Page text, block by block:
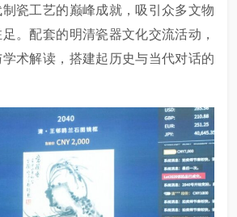
瓷工艺的巅峰成就，吸引众多文物
。配套的明清瓷器文化交流活动，
术解读，搭建起历史与当代对话的